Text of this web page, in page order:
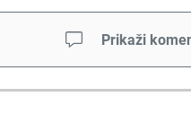
Prikaži